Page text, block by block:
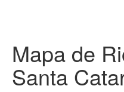
Mapa de
Santa